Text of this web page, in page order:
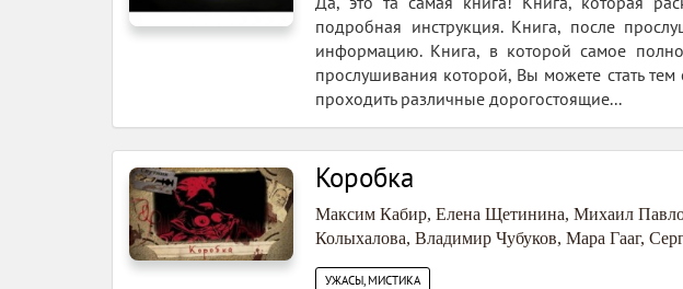
подробная инструкция. Книга, после
информацию. Книга, в которой самое
прослушивания которой, Вы можете стать
проходить различные дорогостоящие...
Коробка
Максим Кабир, Елена Щетинина, Михаил
Колыхалова, Владимир Чубуков, Мара Гааг,
УЖАСЫ, МИСТИКА